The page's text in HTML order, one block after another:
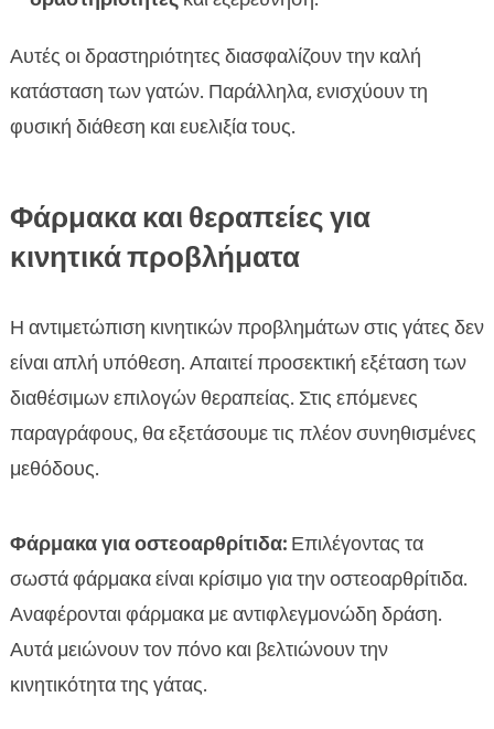
Αυτές οι δραστηριότητες διασφαλίζουν την καλή
κατάσταση των γατών. Παράλληλα, ενισχύουν τη
φυσική διάθεση και ευελιξία τους.
Φάρμακα και θεραπείες για
κινητικά προβλήματα
Η αντιμετώπιση κινητικών προβλημάτων στις γάτες δεν
είναι απλή υπόθεση. Απαιτεί προσεκτική εξέταση των
διαθέσιμων επιλογών θεραπείας. Στις επόμενες
παραγράφους, θα εξετάσουμε τις πλέον συνηθισμένες
μεθόδους.
Φάρμακα για οστεοαρθρίτιδα:Επιλέγοντας τα
σωστά φάρμακα είναι κρίσιμο για την οστεοαρθρίτιδα.
Αναφέρονται φάρμακα με αντιφλεγμονώδη δράση.
Αυτά μειώνουν τον πόνο και βελτιώνουν την
κινητικότητα της γάτας.